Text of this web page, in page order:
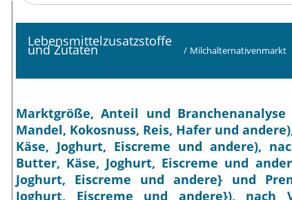
Lebensmittelzusatzstoffe
und Zutaten / Milchalternativenmarkt
Marktgröße, Anteil und
Mandel, Kokosnuss, Reis, Hafer und
Käse, Joghurt, Eiscreme und andere),
Butter, Käse, Joghurt, Eiscreme und
Joghurt, Eiscreme und andere} und
Joghurt, Eiscreme und andere}), nach